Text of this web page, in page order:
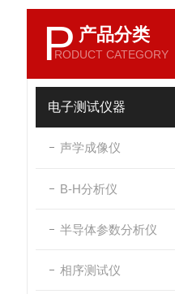
P 产品分类
RODUCT CATEGORY
电子测试仪器
声学成像仪
B-H分析仪
半导体参数分析仪
相序测试仪